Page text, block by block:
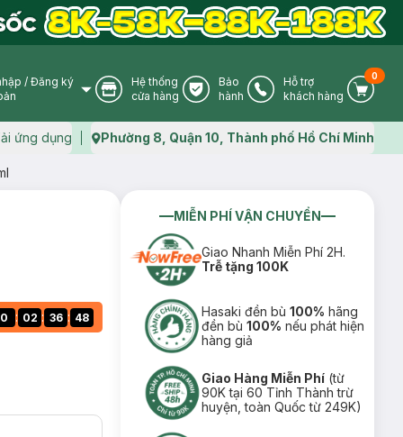
User Icon
/ Đăng ký
Store Icon
Hệ thống
cửa hàng
Warranty Icon
Bảo
hành
Phone Icon
Hỗ trợ
khách hàng
Cart
0
ứng dụng Map icon
Phường 8, Quận 10, Thành phố Hồ Chí Minh
0 : 02 : 36 : 47
MIỄN PHÍ VẬN CHUYỂN
Giao Nhanh Miễn Phí 2H.
Trễ tặng 100K
Hasaki đền bù100% hãng
đền bù100% nếu phát hiện
hàng giả
Giao Hàng Miễn Phí (từ
90K tại 60 Tỉnh Thành trừ
huyện, toàn Quốc từ 249K)